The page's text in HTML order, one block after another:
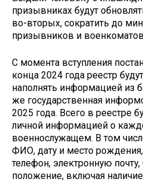
призывниках будут
во-вторых, сократить до
призывников и
С момента вступления
конца 2024 года реестр
наполнять информацией из
же государственная
2025 года. Всего в реестре
личной информацией о
военнослужащем. В том
ФИО, дату и место
телефон, электронную
положение, включая наличие